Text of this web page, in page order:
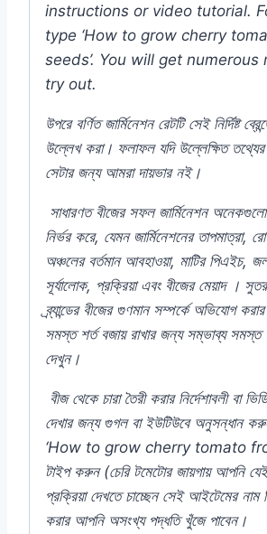
instructions or video tutorial.
type ‘How to grow cherry
seeds’. You will get
try out.
উপরে বর্ণিত জার্মিনেশন রেটটি সেই নির্দিষ্ট
উল্লেখ করা। ফলাফল যদি উল্লেক্ষিত তথ্যের
সেটার জন্য আমরা দায়ভার নই।
সাধারণত বীজের সফল জার্মিনেশন অনেকগুলো
নির্ভর করে, যেমন জার্মিনেশনের তাপমাত্রা,
অঞ্চলের বর্তমান আবহাওয়া, মাটির পিএইচ,
সূর্যালোক, প্রক্রিয়া এবং বীজের মেয়াদ ।
ব্র্যান্ডের বীজের গুণমান সম্পর্কে অভিযোগ করার
সমস্ত শর্ত বজায় রাখার জন্য সম্ভাব্য সমস্ত
দেখুন।
বীজ থেকে চারা তৈরী করার নির্দেশাবলী বা
দেখার জন্য গুগল বা ইউটিউবে অনুসন্ধান
‘How to grow cherry tomato
টাইপ করুন (চেরি টমেটোর জায়গায় আপনি যেই
প্রক্রিয়া দেখতে চাচ্ছেন সেই আইটেমের নাম
করার আপনি অসংখ্য পদ্ধতিখুঁজে পাবেন।